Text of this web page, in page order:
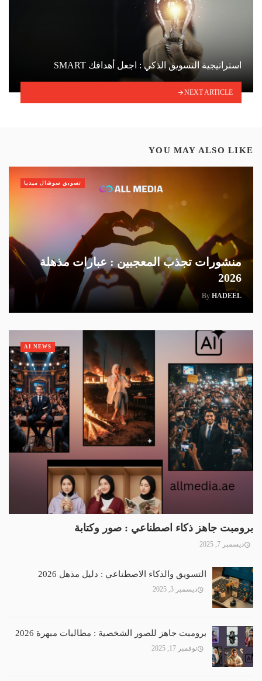
استراتيجية التسويق الذكي : اجعل أهدافك SMART
NEXT ARTICLE
YOU MAY ALSO LIKE
منشورات تجذب المعجبين : عبارات مذهلة
2026
By HADEEL
تسويق سوشال ميديا
برومبت جاهز ذكاء اصطناعي : صور وكتابة
ديسمبر 7, 2025
AI NEWS
التسويق والذكاء الاصطناعي : دليل مذهل 2026
ديسمبر 3, 2025
برومبت جاهز للصور الشخصية : مطالبات مبهرة 2026
نوفمبر 17, 2025